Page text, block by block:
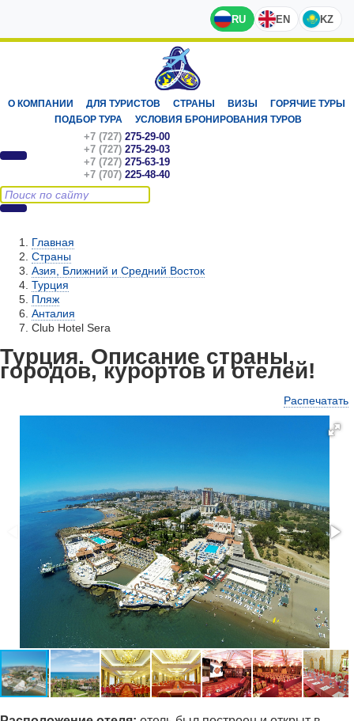
RU EN KZ
О КОМПАНИИ ДЛЯ ТУРИСТОВ СТРАНЫ ВИЗЫ
ГОРЯЧИЕ ТУРЫ
ПОДБОР ТУРА
УСЛОВИЯ БРОНИРОВАНИЯ ТУРОВ
+7 (727) 275-29-00
+7 (727) 275-29-03
+7 (727) 275-63-19
+7 (707) 225-48-40
Главная
Страны
Азия, Ближний и Средний Восток
Турция
Пляж
Анталия
Club Hotel Sera
Турция. Описание страны,
городов, курортов и отелей!
Распечатать